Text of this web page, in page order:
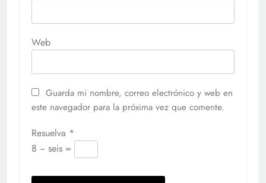
Web
Guarda mi nombre, correo electrónico y web en
este navegador para la próxima vez que comente.
Resuelva *
8 − seis =